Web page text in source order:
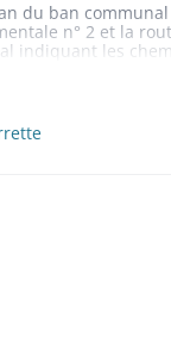
du ban
n° 2 et la
indiquant les